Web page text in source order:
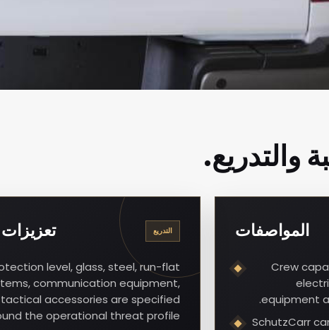
والتدريع.
المواصفات
Crew
equipment
SchutzCarr
التدريع تعزيزات
level, glass, steel, run-flat
communication equipment,
accessories are specified
the operational threat profile.